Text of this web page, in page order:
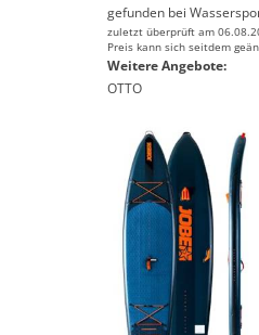
gefunden bei
zuletzt überprüft am
Preis kann sich seitdem
Weitere Angebote:
OTTO